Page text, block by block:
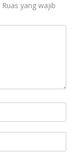
Ruas yang wajib